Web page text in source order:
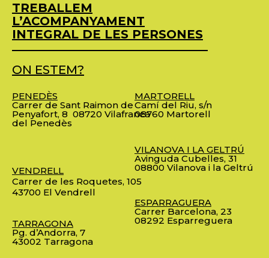
TREBALLEM
L’ACOMPANYAMENT
INTEGRAL DE LES PERSONES
ON ESTEM?
PENEDÈS
Carrer de Sant Raimon de
Penyafort, 8 08720 Vilafranca
del Penedès
VENDRELL
Carrer de les Roquetes, 105
43700 El Vendrell
TARRAGONA
Pg. d’Andorra, 7
43002 Tarragona
MARTORELL
Camí del Riu, s/n
08760 Martorell
VILANOVA I LA GELTRÚ
Avinguda Cubelles, 31
08800 Vilanova i la Geltrú
ESPARRAGUERA
Carrer Barcelona, 23
08292 Esparreguera